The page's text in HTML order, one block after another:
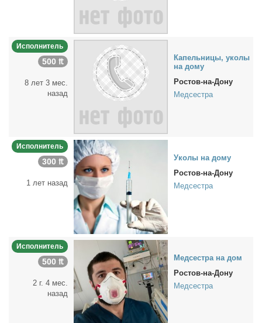
Исполнитель
500 ₶
8 лет 3 мес.
назад
Ка­пель­ни­цы, уко­лы
на до­му
Ростов-на-Дону
Медсестра
Исполнитель
300 ₶
1 лет назад
Уко­лы на до­му
Ростов-на-Дону
Медсестра
Исполнитель
500 ₶
2 г. 4 мес.
назад
Мед­сест­ра на дом
Ростов-на-Дону
Медсестра